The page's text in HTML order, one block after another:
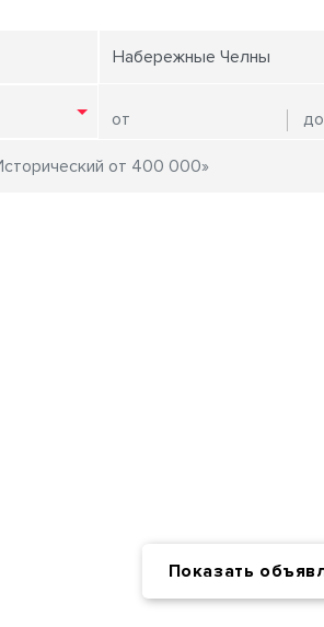
Бизнес-центрНабережные Челны
Показать